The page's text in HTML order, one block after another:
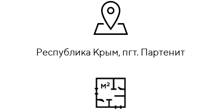
Республика Крым, пгт. Партенит